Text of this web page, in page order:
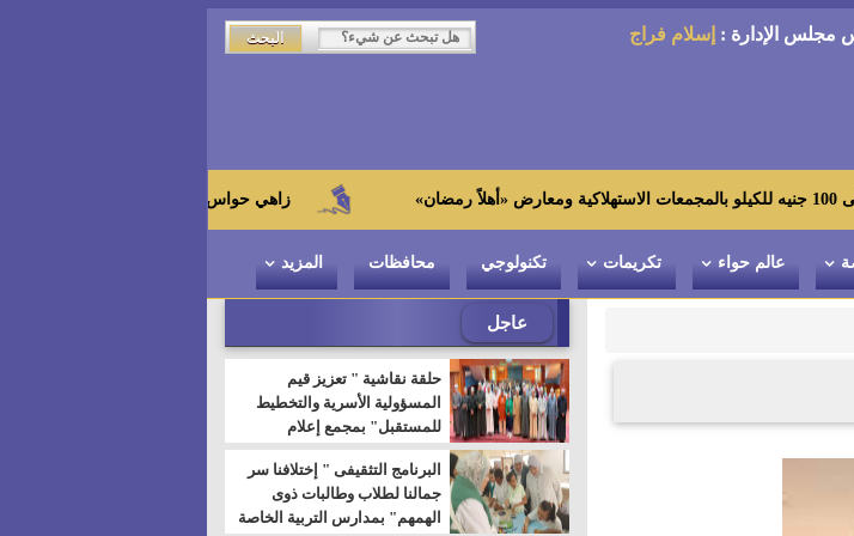
مجلس الإدارة : إسلام فراج
زاهي حواس من الجامعة اليابانية : "توت عنخ آمون" هو
عالم حواء تكريمات تكنولوجي محافظات المزيد
عاجل
حلقة نقاشية " تعزيز قيم
المسؤولية الأسرية والتخطيط
للمستقبل" بمجمع إعلام
السويس
البرنامج التثقيفى " إختلافنا سر
جمالنا لطلاب وطالبات ذوى
الهمهم" بمدارس التربية الخاصة